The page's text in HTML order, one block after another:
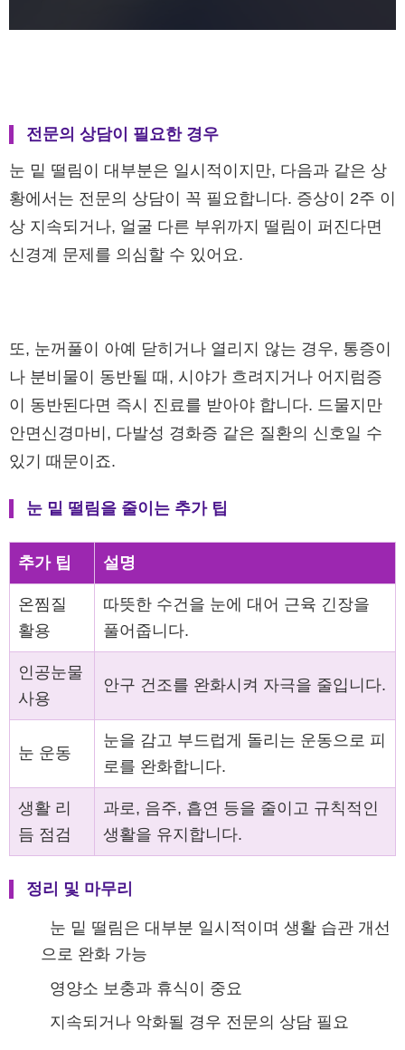
전문의 상담이 필요한 경우
눈 밑 떨림이 대부분은 일시적이지만, 다음과 같은 상
황에서는 전문의 상담이 꼭 필요합니다. 증상이 2주 이
상 지속되거나, 얼굴 다른 부위까지 떨림이 퍼진다면
신경계 문제를 의심할 수 있어요.
또, 눈꺼풀이 아예 닫히거나 열리지 않는 경우, 통증이
나 분비물이 동반될 때, 시야가 흐려지거나 어지럼증
이 동반된다면 즉시 진료를 받아야 합니다. 드물지만
안면신경마비, 다발성 경화증 같은 질환의 신호일 수
있기 때문이죠.
눈 밑 떨림을 줄이는 추가 팁
추가 팁 설명
온찜질
활용
따뜻한 수건을 눈에 대어 근육 긴장을
풀어줍니다.
인공눈물
사용
안구 건조를 완화시켜 자극을 줄입니다.
눈 운동
눈을 감고 부드럽게 돌리는 운동으로 피
로를 완화합니다.
생활 리
듬 점검
과로, 음주, 흡연 등을 줄이고 규칙적인
생활을 유지합니다.
정리 및 마무리
눈 밑 떨림은 대부분 일시적이며 생활 습관 개선
으로 완화 가능
영양소 보충과 휴식이 중요
지속되거나 악화될 경우 전문의 상담 필요